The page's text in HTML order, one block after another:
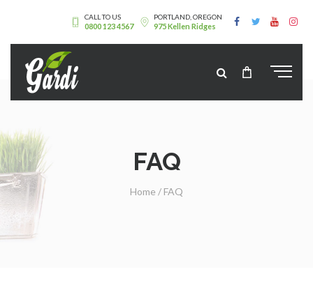
CALL TO US
0800 123 4567
PORTLAND, OREGON
975 Kellen Ridges
FAQ
Home / FAQ